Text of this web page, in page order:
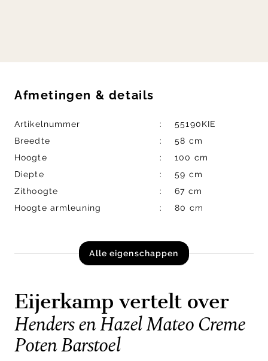
Afmetingen & details
Artikelnummer
55190KIE
Breedte
58 cm
Hoogte
100 cm
Diepte
59 cm
Zithoogte
67 cm
Hoogte armleuning
80 cm
Alle eigenschappen
Eijerkamp vertelt over
Henders en Hazel Mateo Creme
Poten Barstoel